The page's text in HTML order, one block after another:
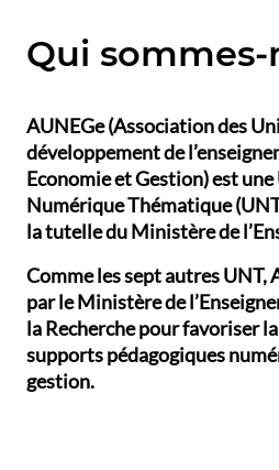
Qui sommes-
AUNEGe (Association des
développement de
Economie et Gestion) est
Numérique Thématique
la tutelle du Ministère de
Comme les sept autres UNT,
par le Ministère de
la Recherche pour favoriser
supports pédagogiques
gestion.